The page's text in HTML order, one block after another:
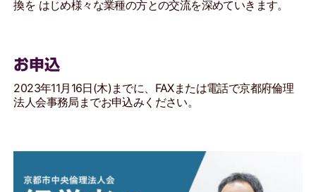
換を はじめ様々な業種の方との交流を深めていきます。
お申込
2023年11月16日(木)までに、FAXまたは電話で京都府倫理
法人会事務局までお申込みください。